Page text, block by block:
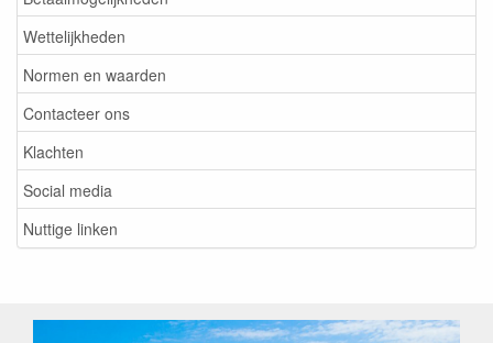
Wettelijkheden
Normen en waarden
Contacteer ons
Klachten
Social media
Nuttige linken